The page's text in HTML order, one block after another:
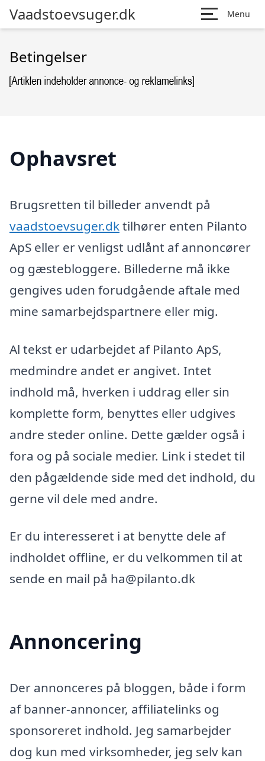
Vaadstoevsuger.dk Menu
Betingelser
Ophavsret
Brugsretten til billeder anvendt på
vaadstoevsuger.dktilhører enten Pilanto
ApS eller er venligst udlånt af annoncører
og gæstebloggere. Billederne må ikke
gengives uden forudgående aftale med
mine samarbejdspartnere eller mig.
Al tekst er udarbejdet af Pilanto ApS,
medmindre andet er angivet. Intet
indhold må, hverken i uddrag eller sin
komplette form, benyttes eller udgives
andre steder online. Dette gælder også i
fora og på sociale medier. Link i stedet til
den pågældende side med det indhold, du
gerne vil dele med andre.
Er du interesseret i at benytte dele af
indholdet offline, er du velkommen til at
sende en mail på ha@pilanto.dk
Annoncering
Der annonceres på bloggen, både i form
af banner-annoncer, affiliatelinks og
sponsoreret indhold. Jeg samarbejder
dog kun med virksomheder, jeg selv kan